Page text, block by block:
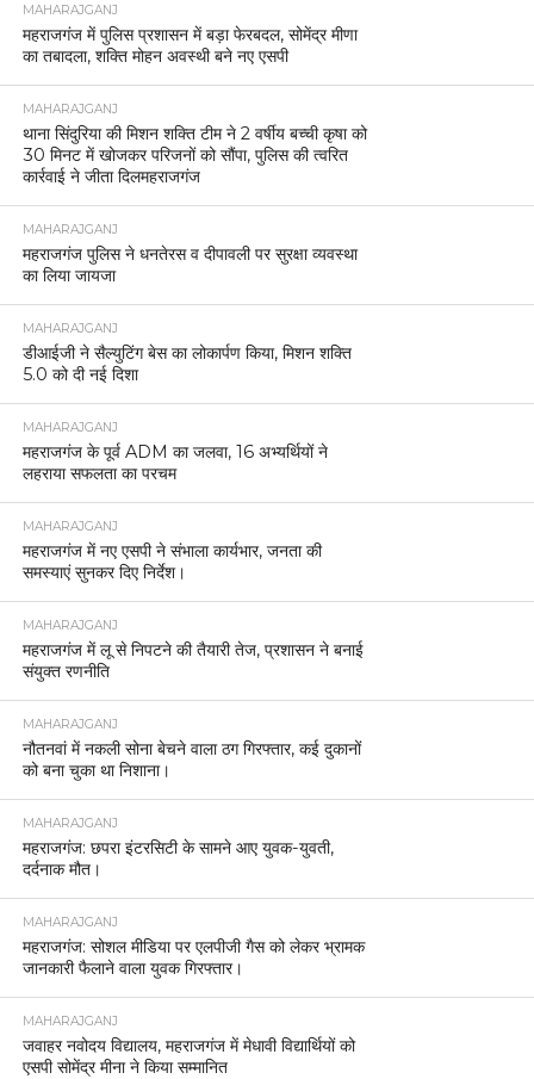
MAHARAJGANJ
महराजगंज में पुलिस प्रशासन में बड़ा फेरबदल, सोमेंद्र मीणा
का तबादला, शक्ति मोहन अवस्थी बने नए एसपी
MAHARAJGANJ
थाना सिंदुरिया की मिशन शक्ति टीम ने 2 वर्षीय बच्ची कृषा को
30 मिनट में खोजकर परिजनों को सौंपा, पुलिस की त्वरित
कार्रवाई ने जीता दिलमहराजगंज
MAHARAJGANJ
महराजगंज पुलिस ने धनतेरस व दीपावली पर सुरक्षा व्यवस्था
का लिया जायजा
MAHARAJGANJ
डीआईजी ने सैल्युटिंग बेस का लोकार्पण किया, मिशन शक्ति
5.0 को दी नई दिशा
MAHARAJGANJ
महराजगंज के पूर्व ADM का जलवा, 16 अभ्यर्थियों ने
लहराया सफलता का परचम
MAHARAJGANJ
महराजगंज में नए एसपी ने संभाला कार्यभार, जनता की
समस्याएं सुनकर दिए निर्देश।
MAHARAJGANJ
महराजगंज में लू से निपटने की तैयारी तेज, प्रशासन ने बनाई
संयुक्त रणनीति
MAHARAJGANJ
नौतनवां में नकली सोना बेचने वाला ठग गिरफ्तार, कई दुकानों
को बना चुका था निशाना।
MAHARAJGANJ
महराजगंज: छपरा इंटरसिटी के सामने आए युवक-युवती,
दर्दनाक मौत।
MAHARAJGANJ
महराजगंज: सोशल मीडिया पर एलपीजी गैस को लेकर भ्रामक
जानकारी फैलाने वाला युवक गिरफ्तार।
MAHARAJGANJ
जवाहर नवोदय विद्यालय, महराजगंज में मेधावी विद्यार्थियों को
एसपी सोमेंद्र मीना ने किया सम्मानित